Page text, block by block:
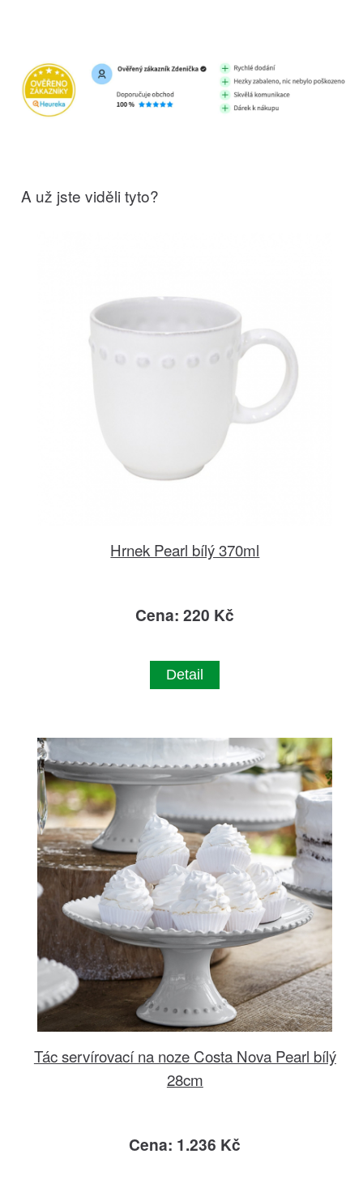
A už jste viděli tyto?
Hrnek Pearl bílý 370ml
Cena: 220 Kč
Detail
Tác servírovací na noze Costa Nova Pearl bílý
28cm
Cena: 1.236 Kč